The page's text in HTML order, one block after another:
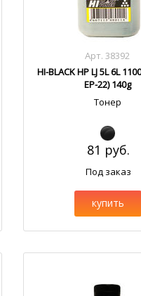
Арт. 38392
HI-BLACK HP LJ 5L 6L
EP-22) 140g
Тонер
81 руб.
Под заказ
купить